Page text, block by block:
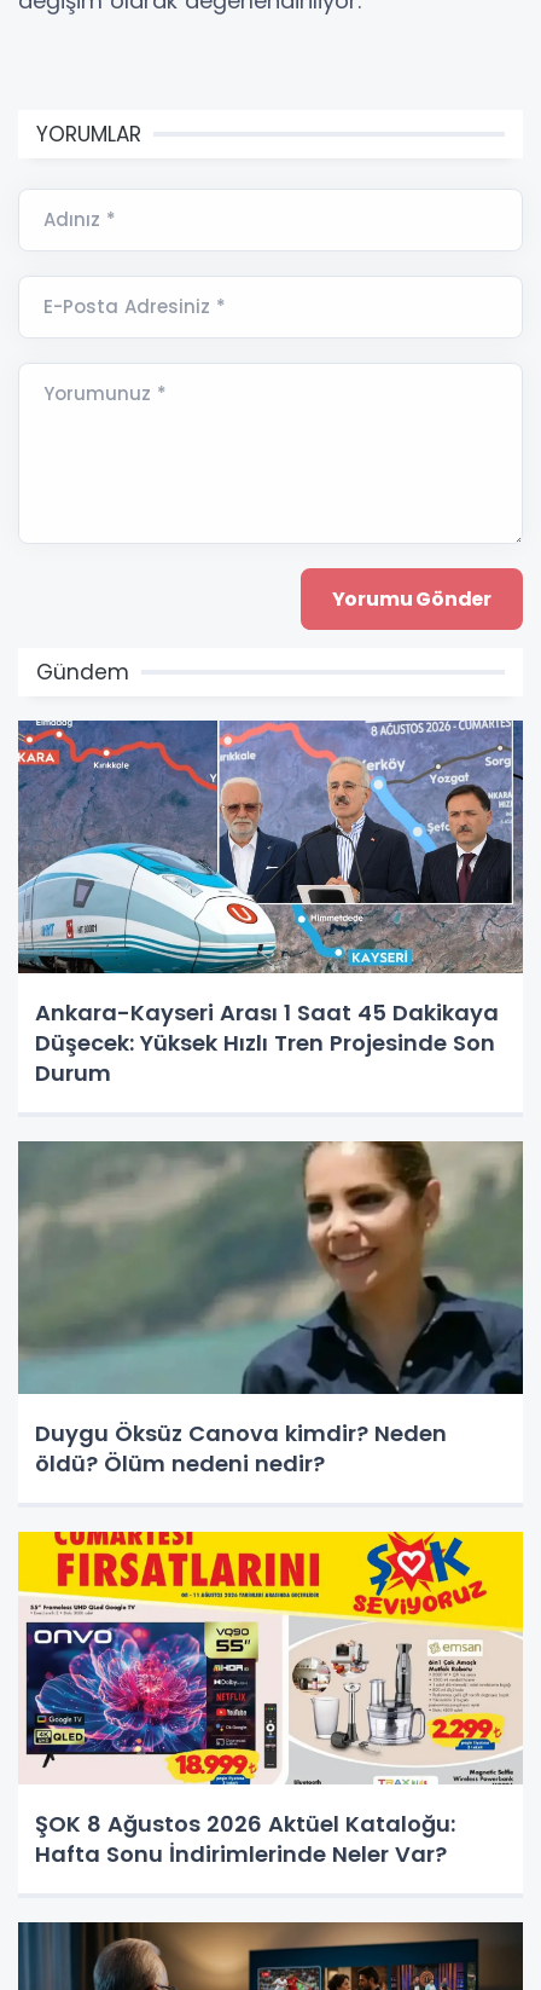
YORUMLAR
Adınız *
E-Posta Adresiniz *
Yorumunuz *
Gündem
Ankara-Kayseri Arası 1 Saat 45 Dakikaya
Düşecek: Yüksek Hızlı Tren Projesinde Son
Durum
Duygu Öksüz Canova kimdir? Neden
öldü? Ölüm nedeni nedir?
ŞOK 8 Ağustos 2026 Aktüel Kataloğu:
Hafta Sonu İndirimlerinde Neler Var?